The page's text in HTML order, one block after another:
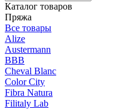
Каталог товаров
Пряжа
Все товары
Alize
Austermann
BBB
Cheval Blanc
Color City
Fibra Natura
Filitaly Lab